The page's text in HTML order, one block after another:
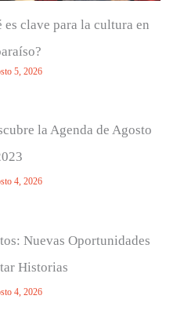
es clave para la cultura en
5, 2026
la Agenda de Agosto
4, 2026
Nuevas Oportunidades
Historias
4, 2026